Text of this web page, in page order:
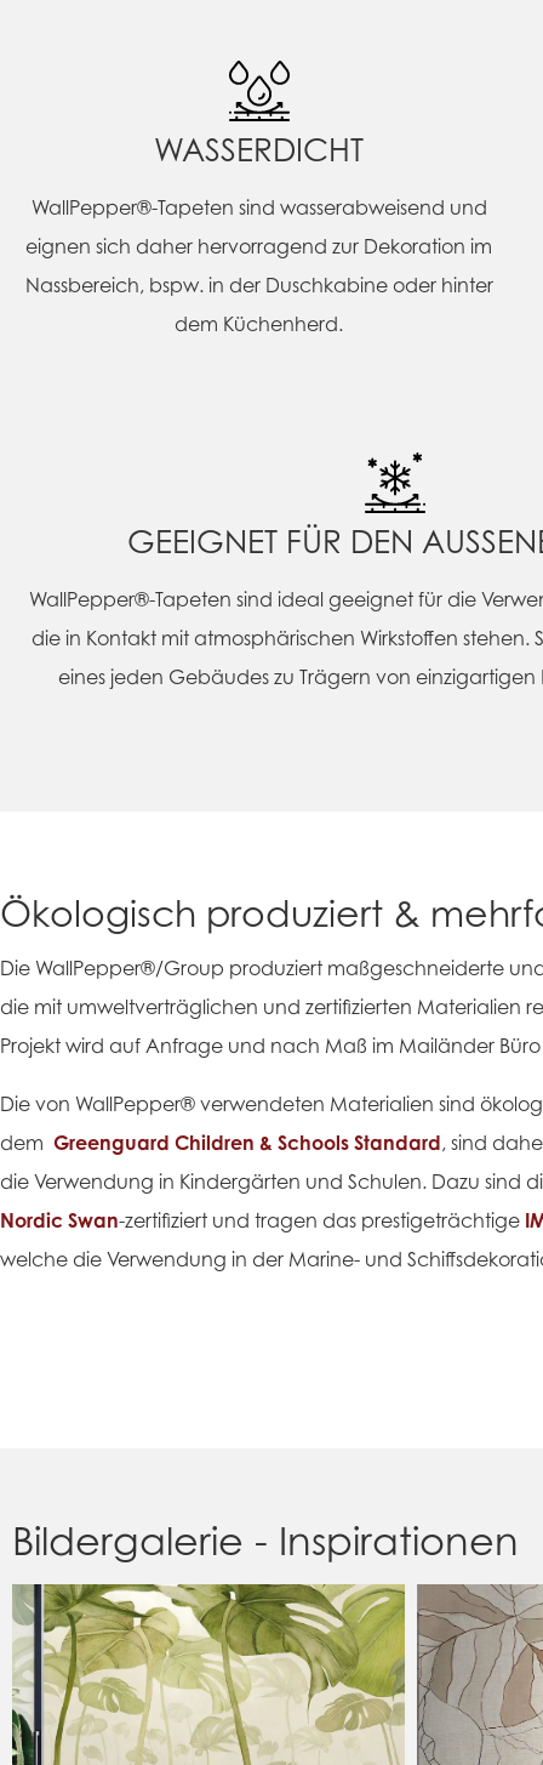
WASSERDICHT
WallPepper®-Tapeten sind wasserabweisend und
eignen sich daher hervorragend zur Dekoration im
Nassbereich, bspw. in der Duschkabine oder hinter
dem Küchenherd.
GEEIGNET FÜR DEN
WallPepper®-Tapeten sind ideal geeignet für die
die in Kontakt mit atmosphärischen Wirkstoffen stehen.
eines jeden Gebäudes zu Trägern von
Ökologisch produziert &
Die WallPepper®/Group produziert maßgeschneiderte
die mit umweltverträglichen und zertifizierten Materialien
Projekt wird auf Anfrage und nach Maß im Mailänder
Die von WallPepper® verwendeten Materialien sind
dem Greenguard Children & Schools Standard, sind
die Verwendung in Kindergärten und Schulen. Dazu sind
Nordic Swan-zertifiziert und tragen das prestigeträchtige
welche die Verwendung in der Marine- und
Bildergalerie - Inspirationen